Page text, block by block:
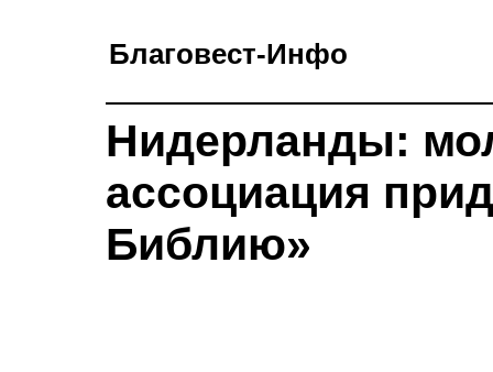
Благовест-Инфо
Нидерланды:
ассоциация
Библию»